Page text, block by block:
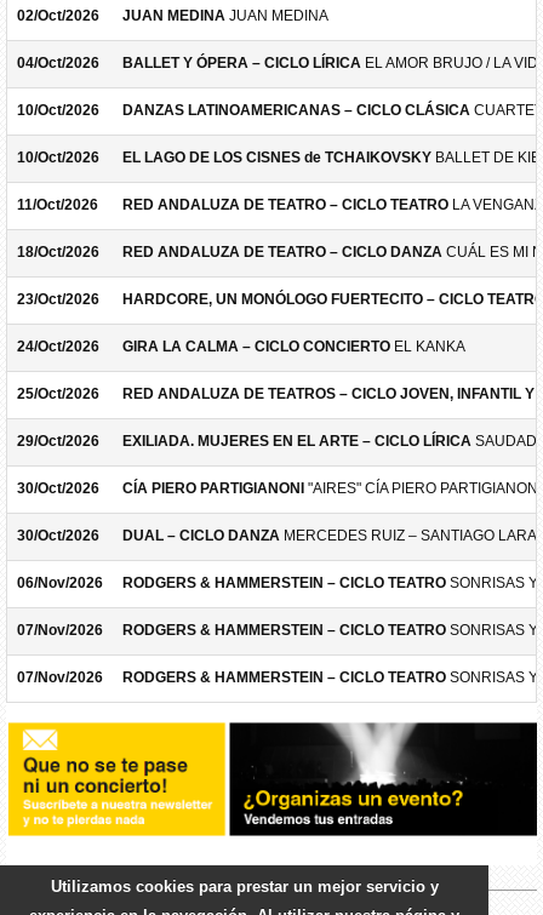
02/Oct/2026 JUAN MEDINA JUAN MEDINA
04/Oct/2026 BALLET Y ÓPERA – CICLO LÍRICA EL AMOR BRUJO / LA
10/Oct/2026 DANZAS LATINOAMERICANAS – CICLO CLÁSICA
10/Oct/2026 EL LAGO DE LOS CISNES de TCHAIKOVSKY BALLET DE
11/Oct/2026 RED ANDALUZA DE TEATRO – CICLO TEATRO LA
18/Oct/2026 RED ANDALUZA DE TEATRO – CICLO DANZA CUÁL ES MI
23/Oct/2026 HARDCORE, UN MONÓLOGO FUERTECITO – CICLO
24/Oct/2026 GIRA LA CALMA – CICLO CONCIERTO EL KANKA
25/Oct/2026 RED ANDALUZA DE TEATROS – CICLO JOVEN, INFANTIL Y
29/Oct/2026 EXILIADA. MUJERES EN EL ARTE – CICLO LÍRICA
30/Oct/2026 CÍA PIERO PARTIGIANONI "AIRES" CÍA PIERO PARTIGIANONI
30/Oct/2026 DUAL – CICLO DANZA MERCEDES RUIZ – SANTIAGO LARA
06/Nov/2026 RODGERS & HAMMERSTEIN – CICLO TEATRO SONRISAS Y
07/Nov/2026 RODGERS & HAMMERSTEIN – CICLO TEATRO SONRISAS Y
07/Nov/2026 RODGERS & HAMMERSTEIN – CICLO TEATRO SONRISAS Y
Utilizamos cookies para prestar un mejor servicio y